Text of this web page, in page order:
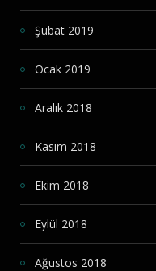
Şubat 2019
Ocak 2019
Aralık 2018
Kasım 2018
Ekim 2018
Eylül 2018
Ağustos 2018